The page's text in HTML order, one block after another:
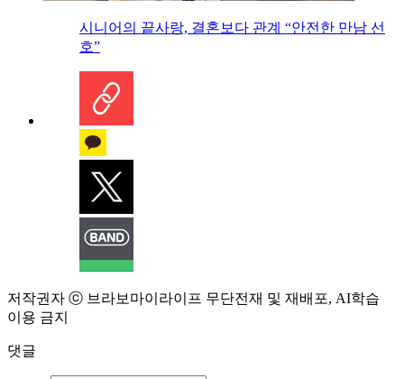
시니어의 끝사랑, 결혼보다 관계 “안전한 만남 선
호”
저작권자 ⓒ 브라보마이라이프 무단전재 및 재배포, AI학습
이용 금지
댓글